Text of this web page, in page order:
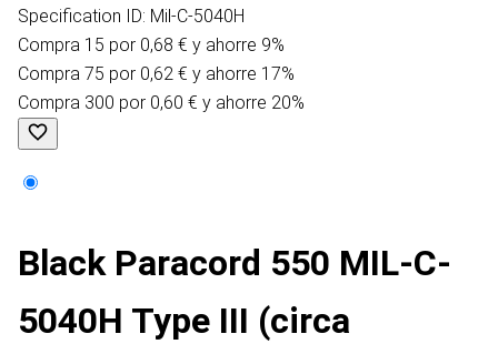
Specification ID: Mil-C-5040H
Compra 15 por 0,68 € y ahorre 9%
Compra 75 por 0,62 € y ahorre 17%
Compra 300 por 0,60 € y ahorre 20%
Black Paracord 550 MIL-C-
5040H Type III (circa